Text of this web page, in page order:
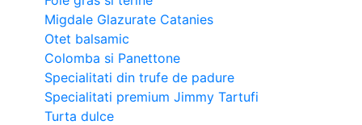
Migdale Glazurate Catanies
Otet balsamic
Colomba si Panettone
Specialitati din trufe de padure
Specialitati premium Jimmy Tartufi
Turta dulce